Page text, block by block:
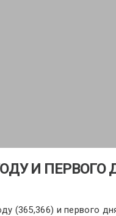
И
(365,366) и первого